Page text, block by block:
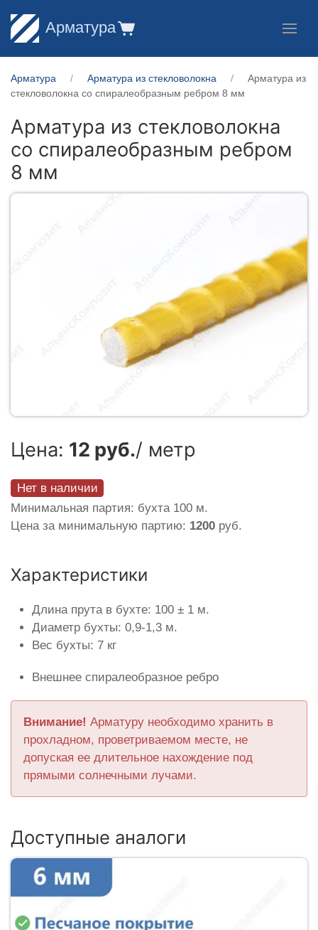
Арматура
Арматура Арматура из стекловолокна
Арматура из
стекловолокна со спиралеобразным ребром 8 мм
Арматура из стекловолокна
со спиралеобразным ребром
8 мм
Цена: 12 руб./ метр
Нет в наличии
Минимальная партия: бухта 100 м.
Цена за минимальную партию: 1200 руб.
Характеристики
Длина прута в бухте: 100 ± 1 м.
Диаметр бухты: 0,9-1,3 м.
Вес бухты: 7 кг
Внешнее спиралеобразное ребро
Внимание! Арматуру необходимо хранить в
прохладном, проветриваемом месте, не
допуская ее длительное нахождение под
прямыми солнечными лучами.
Доступные аналоги